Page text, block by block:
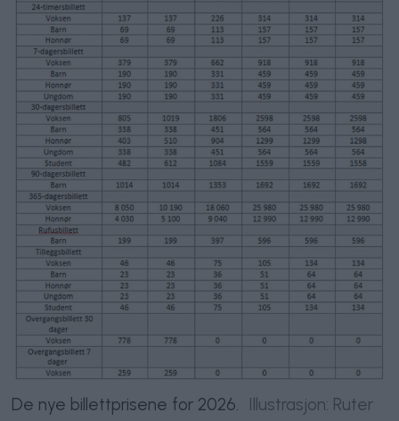
De nye billettprisene for 2026. Illustrasjon: Ruter